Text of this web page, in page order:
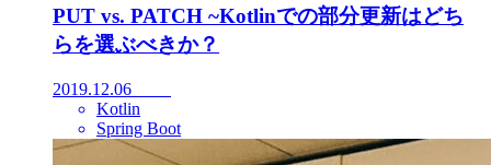
PUT vs. PATCH ~Kotlinでの部分更新はどち
らを選ぶべきか？
2019.12.06
Kotlin
Spring Boot